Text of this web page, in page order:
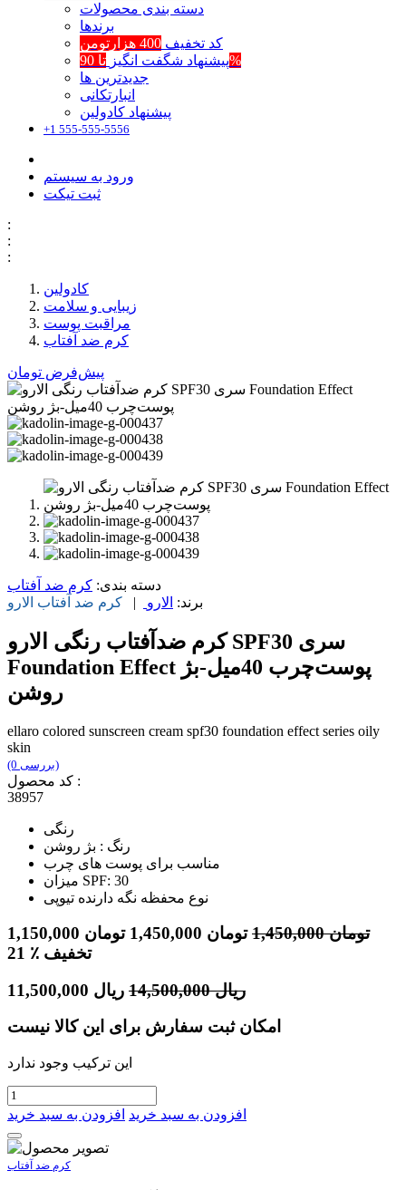
دسته بندی محصولات
برند‌ها
کد تخفیف 400 هزارتومن
پیشنهاد شگفت انگیزتا 90%
جدیدترین ها
انبارتکانی
پیشنهاد کادولین
+1 555-555-5556
ورود به سیستم
ثبت تیکت
:
:
:
کادولین
زیبایی و سلامت
مراقبت پوست
کرم ضد آفتاب
پیش‌فرض تومان
دسته بندی: کرم ضد آفتاب
برند: الارو | کرم ضد آفتاب الارو
کرم ضدآفتاب رنگی الارو SPF30 سری
Foundation Effect پوست‌چرب 40میل-بژ
روشن
ellaro colored sunscreen cream spf30 foundation effect series oily
skin
(0 بررسی)
کد محصول :
38957
رنگی
رنگ : بژ روشن
مناسب برای پوست های چرب
میزان SPF: 30
نوع محفظه نگه دارنده تیوپی
1,150,000 تومان 1,450,000 تومان 1,450,000 تومان
21
٪ تخفیف
11,500,000 ریال 14,500,000 ریال
امکان ثبت سفارش برای این کالا نیست
این ترکیب وجود ندارد
افزودن به سبد خرید افزودن به سبد خرید
کرم ضد آفتاب